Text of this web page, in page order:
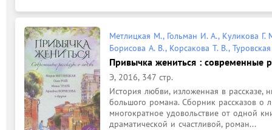
Метлицкая М., Гольман И. А., Куликова
Борисова А. В., Корсакова Т. В.,
Привычка жениться : современные
Э, 2016, 347 стр.
История любви, изложенная в рассказе,
большого романа. Сборник рассказов о
многократное удовольствие от одной
драматической и счастливой, роман...